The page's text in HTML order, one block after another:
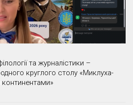
та журналістики –
круглого столу «Миклуха-